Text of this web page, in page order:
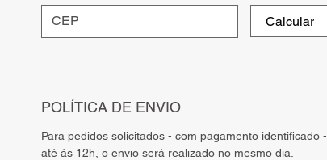
Calcular
POLÍTICA DE ENVIO
Para pedidos solicitados - com pagamento identificado -
até ás 12h, o envio será realizado no mesmo dia.